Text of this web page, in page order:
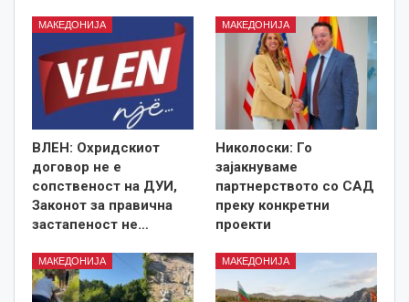
МАКЕДОНИЈА
ВЛЕН: Охридскиот
договор не е
сопственост на ДУИ,
Законот за правична
застапеност не…
МАКЕДОНИЈА
Николоски: Го
зајакнуваме
партнерството со САД
преку конкретни
проекти
МАКЕДОНИЈА МАКЕДОНИЈА